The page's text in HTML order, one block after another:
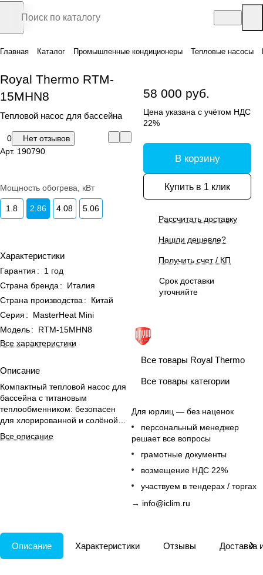
Главная Каталог Промышленные кондиционеры Тепловые насосы
Royal Thermo RTM-
15MHN8
Тепловой насос для бассейна
0
Нет отзывов
Арт. 190790
Мощность обогрева, кВт
1.8 2.86 4.08 5.06
Характеристики
Гарантия :
1 год
Страна бренда :
Италия
Страна производства :
Китай
Серия :
MasterHeat Mini
Модель:
RTM-15MHN8
Все характеристики
Описание
Компактный тепловой насос для
бассейна с титановым
теплообменником: безопасен
для хлорированной и солёной
воды, продлевает купальный
сезон.
Все описание
58 000 руб.
Цена указана с учётом НДС
22%
В корзину
Купить в 1 клик
Рассчитать доставку
Нашли дешевле?
Получить счет / КП
Срок доставки
уточняйте
Все товары Royal Thermo
Все товары категории
Для юрлиц — без наценок
персональный менеджер
решает все вопросы
грамотные документы
возмещение НДС 22%
участвуем в тендерах / торгах
→ info@iclim.ru
Описание Характеристики Отзывы Доставка